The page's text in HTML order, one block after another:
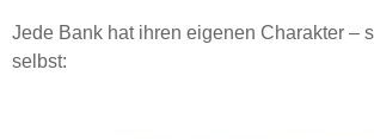
Jede Bank hat ihren eigenen Charakter –
selbst: